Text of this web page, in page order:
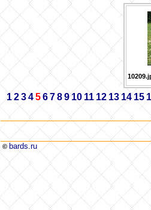
123456789 10 11 12 13 14 15
© bards.ru